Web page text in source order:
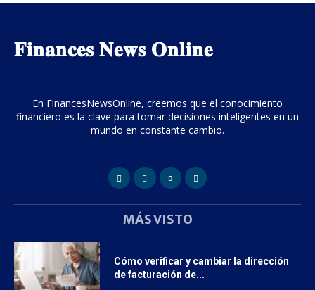
𝐅𝐢𝐧𝐚𝐧𝐜𝐞𝐬 𝐍𝐞𝐰𝐬 𝐎𝐧𝐥𝐢𝐧𝐞
En FinancesNewsOnline, creemos que el conocimiento
financiero es la clave para tomar decisiones inteligentes en un
mundo en constante cambio.
MÁS VISTO
Cómo verificar y cambiar la dirección
de facturación de...